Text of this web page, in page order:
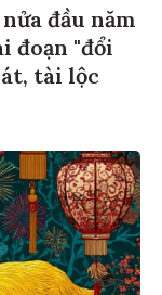
đầu năm
đoạn "đổi
tài lộc